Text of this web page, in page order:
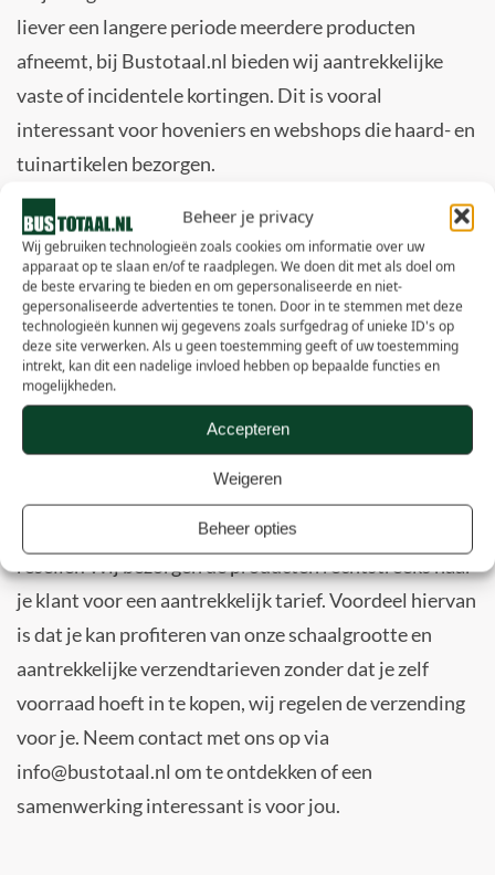
Beheer je privacy
Wij gebruiken technologieën zoals cookies om informatie over uw
apparaat op te slaan en/of te raadplegen. We doen dit met als doel om
de beste ervaring te bieden en om gepersonaliseerde en niet-
gepersonaliseerde advertenties te tonen. Door in te stemmen met deze
technologieën kunnen wij gegevens zoals surfgedrag of unieke ID's op
deze site verwerken. Als u geen toestemming geeft of uw toestemming
intrekt, kan dit een nadelige invloed hebben op bepaalde functies en
mogelijkheden.
Accepteren
Weigeren
Beheer opties
liever een langere periode meerdere producten
afneemt, bij Bustotaal.nl bieden wij aantrekkelijke
vaste of incidentele kortingen. Dit is vooral
interessant voor hoveniers en webshops die haard- en
tuinartikelen bezorgen.
Snelle en flexibele levertijden
Het kan zijn dat je onze producten direct op je
projectlocatie wilt laten afleveren. Dit is mogelijk bij
Bustotaal.nl. Onze snelle en flexibele levertijden
zorgen ervoor dat je altijd op tijd bevoorraad bent.
Dropshipment zonder voorraad
Bij ons is het ook mogelijk om je aan te sluiten als
reseller. Wij bezorgen de producten rechtstreeks naar
je klant voor een aantrekkelijk tarief. Voordeel hiervan
is dat je kan profiteren van onze schaalgrootte en
aantrekkelijke verzendtarieven zonder dat je zelf
voorraad hoeft in te kopen, wij regelen de verzending
voor je. Neem contact met ons op via
info@bustotaal.nl om te ontdekken of een
samenwerking interessant is voor jou.